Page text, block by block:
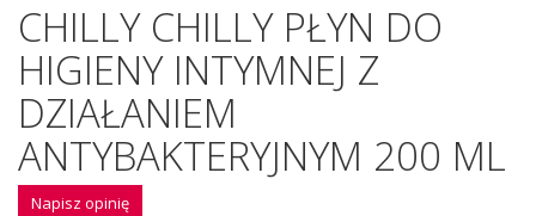
CHILLY CHILLY PŁYN DO
HIGIENY INTYMNEJ Z
DZIAŁANIEM
ANTYBAKTERYJNYM 200 ML
Napisz opinię